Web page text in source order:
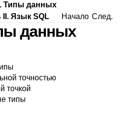
Типы данных
II. Язык SQL Начало След.
данных
точностью
точкой
типы